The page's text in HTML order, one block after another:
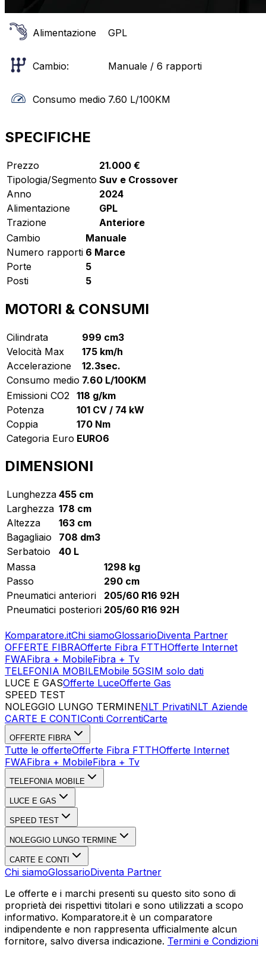
Alimentazione GPL
Cambio: Manuale / 6 rapporti
Consumo medio 7.60 L/100KM
SPECIFICHE
Prezzo
21.000 €
Tipologia/Segmento Suv e Crossover
Anno
2024
Alimentazione
GPL
Trazione
Anteriore
Cambio
Manuale
Numero rapporti 6 Marce
Porte
5
Posti
5
MOTORI & CONSUMI
Cilindrata
999 cm3
Velocità Max
175 km/h
Accelerazione
12.3sec.
Consumo medio 7.60 L/100KM
Emissioni CO2
118 g/km
Potenza
101 CV / 74 kW
Coppia
170 Nm
Categoria Euro EURO6
DIMENSIONI
Lunghezza 455 cm
Larghezza 178 cm
Altezza
163 cm
Bagagliaio
708 dm3
Serbatoio
40 L
Massa
1298 kg
Passo
290 cm
Pneumatici anteriori
205/60 R16 92H
Pneumatici posteriori 205/60 R16 92H
Komparatore.itChi siamoGlossarioDiventa Partner
OFFERTE FIBRAOfferte Fibra FTTHOfferte Internet
FWAFibra + MobileFibra + Tv
TELEFONIA MOBILEMobile 5GSIM solo dati
LUCE E GASOfferte LuceOfferte Gas
SPEED TEST
NOLEGGIO LUNGO TERMINENLT PrivatiNLT Aziende
CARTE E CONTIConti CorrentiCarte
OFFERTE FIBRA
Tutte le offerteOfferte Fibra FTTHOfferte Internet
FWAFibra + MobileFibra + Tv
TELEFONIA MOBILE
LUCE E GAS
SPEED TEST
NOLEGGIO LUNGO TERMINE
CARTE E CONTI
Chi siamoGlossarioDiventa Partner
Le offerte e i marchi presenti su questo sito sono di
proprietà dei rispettivi titolari e sono utilizzati a scopo
informativo. Komparatore.it è un comparatore
indipendente e non rappresenta ufficialmente alcun
fornitore, salvo diversa indicazione. Termini e Condizioni